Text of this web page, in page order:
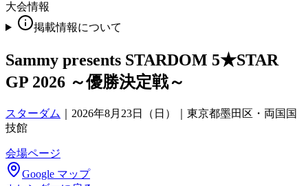
大会情報
掲載情報について
Sammy presents STARDOM 5★STAR
GP 2026 ～優勝決定戦～
スターダム
2026年8月23日（日）｜東京都墨田区・両国国
技館
会場ページ
Google マップ